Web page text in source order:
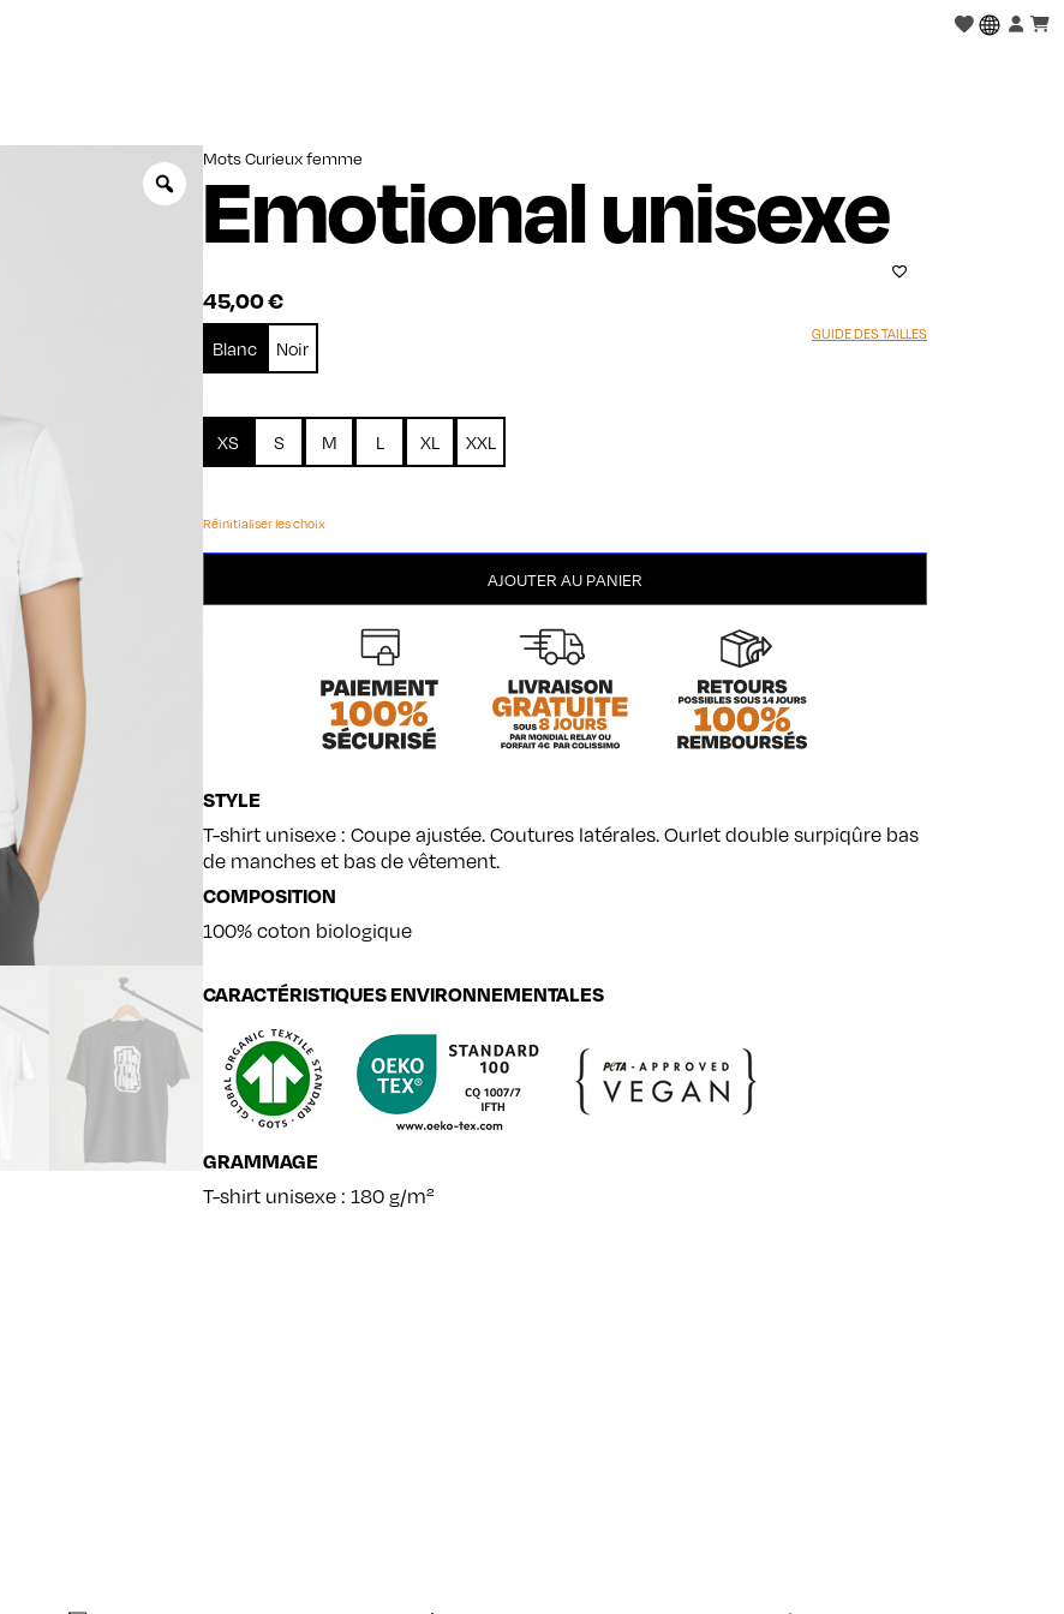
Zoom
Mots Curieux femme
Emotional unisexe
45,00€
GUIDE DES TAILLES
Blanc Noir
XS S M L XL XXL
Réinitialiser les choix
AJOUTER AU PANIER
STYLE
T-shirt unisexe : Coupe ajustée. Coutures latérales. Ourlet double surpiqûre bas
de manches et bas de vêtement.
COMPOSITION
100% coton biologique
CARACTÉRISTIQUES ENVIRONNEMENTALES
GRAMMAGE
T-shirt unisexe : 180 g/m²